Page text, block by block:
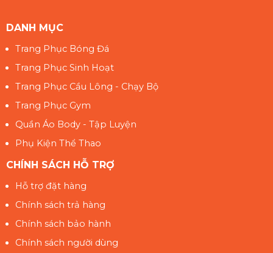
DANH MỤC
Trang Phục Bóng Đá
Trang Phục Sinh Hoạt
Trang Phục Cầu Lông - Chạy Bộ
Trang Phục Gym
Quần Áo Body - Tập Luyện
Phụ Kiện Thể Thao
CHÍNH SÁCH HỖ TRỢ
Hỗ trợ đặt hàng
Chính sách trả hàng
Chính sách bảo hành
Chính sách người dùng